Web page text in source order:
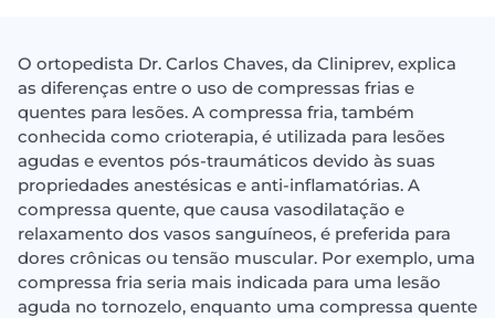
O ortopedista Dr. Carlos Chaves, da Cliniprev, explica
as diferenças entre o uso de compressas frias e
quentes para lesões. A compressa fria, também
conhecida como crioterapia, é utilizada para lesões
agudas e eventos pós-traumáticos devido às suas
propriedades anestésicas e anti-inflamatórias. A
compressa quente, que causa vasodilatação e
relaxamento dos vasos sanguíneos, é preferida para
dores crônicas ou tensão muscular. Por exemplo, uma
compressa fria seria mais indicada para uma lesão
aguda no tornozelo, enquanto uma compressa quente